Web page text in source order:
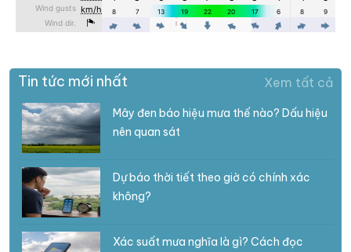
Tin tức mới nhất Xem tất cả
Mây đen báo hiệu mưa thế nào? Dấu hiệu
nên quan sát
Dự báo thời tiết theo giờ có chính xác
không?
Xác suất mưa nghĩa là gì? Cách đọc